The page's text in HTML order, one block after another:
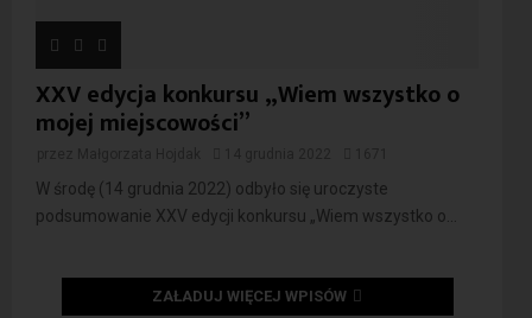
XXV edycja konkursu „Wiem wszystko o
mojej miejscowości”
W środę (14 grudnia 2022) odbyło się uroczyste
podsumowanie XXV edycji konkursu „Wiem wszystko o...
ZAŁADUJ WIĘCEJ WPISÓW